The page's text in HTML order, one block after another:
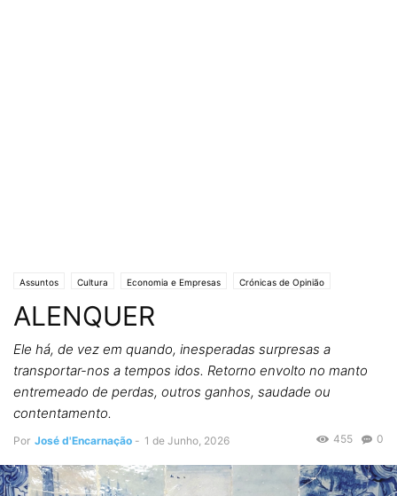
Assuntos Cultura Economia e Empresas Crónicas de Opinião
HISTÓRIAS... Lifestyle & Gadgets
ALENQUER
Ele há, de vez em quando, inesperadas surpresas a
transportar-nos a tempos idos. Retorno envolto no manto
entremeado de perdas, outros ganhos, saudade ou
contentamento.
Por José d'Encarnação - 1 de Junho, 2026 0
455